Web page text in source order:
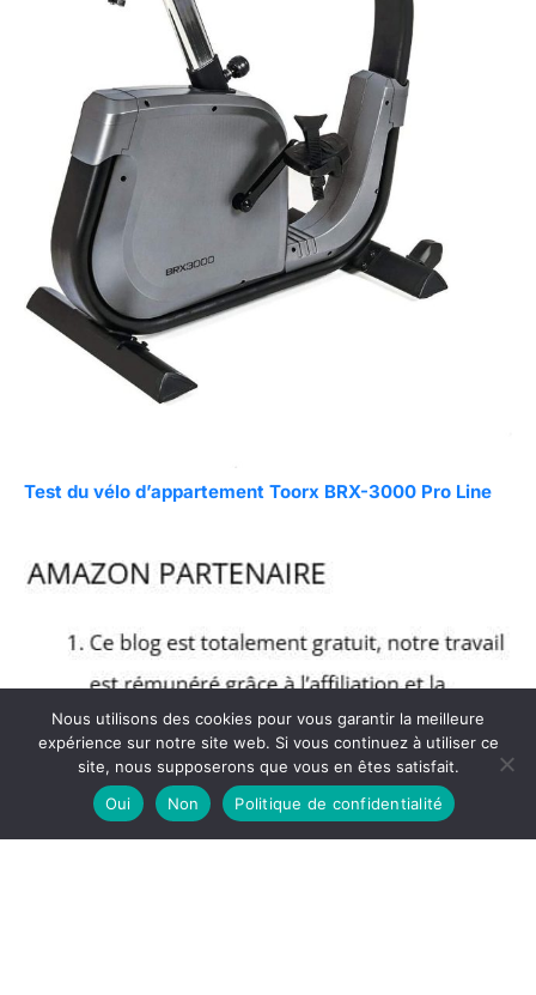
Test du vélo d’appartement Toorx BRX-3000 Pro Line
Nous utilisons des cookies pour vous garantir la meilleure
expérience sur notre site web. Si vous continuez à utiliser ce
site, nous supposerons que vous en êtes satisfait.
Oui
Non Politique de confidentialité